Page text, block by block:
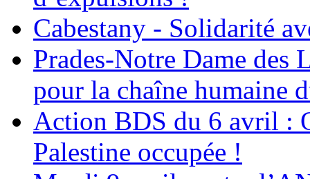
Cabestany - Solidarité
Prades-Notre Dame des
pour la chaîne humaine
Action BDS du 6 avril :
Palestine occupée !